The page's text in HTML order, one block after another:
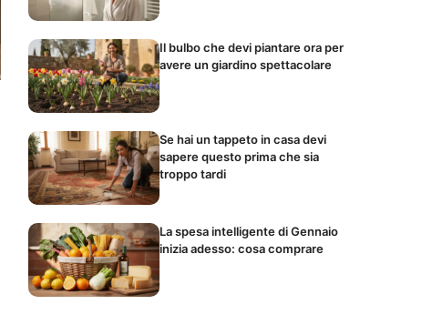
Il bulbo che devi piantare ora per
avere un giardino spettacolare
Se hai un tappeto in casa devi
sapere questo prima che sia
troppo tardi
La spesa intelligente di Gennaio
inizia adesso: cosa comprare